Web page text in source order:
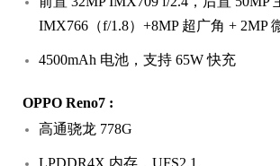
IMX766（f/1.8）+8MP 超广角 + 2MP
4500mAh 电池，支持 65W 快充
OPPO Reno7 :
高通骁龙 778G